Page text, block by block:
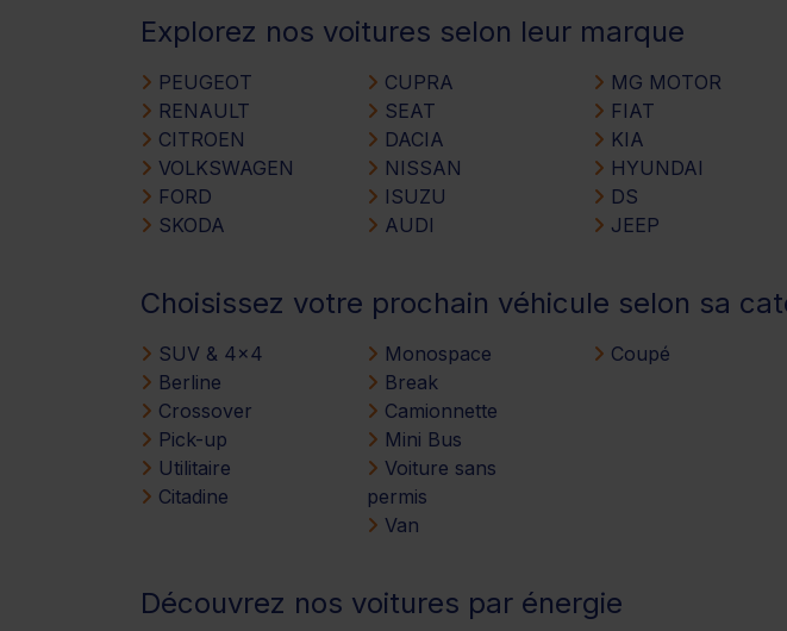
Explorez nos voitures selon leur marque
PEUGEOT
RENAULT
CITROEN
VOLKSWAGEN
FORD
SKODA
CUPRA
SEAT
DACIA
NISSAN
ISUZU
AUDI
MG MOTOR
FIAT
KIA
HYUNDAI
DS
JEEP
Choisissez votre prochain véhicule selon sa
SUV & 4x4
Berline
Crossover
Pick-up
Utilitaire
Citadine
Monospace
Break
Camionnette
Mini Bus
Voiture sans
permis
Van
Coupé
Découvrez nos voitures par énergie